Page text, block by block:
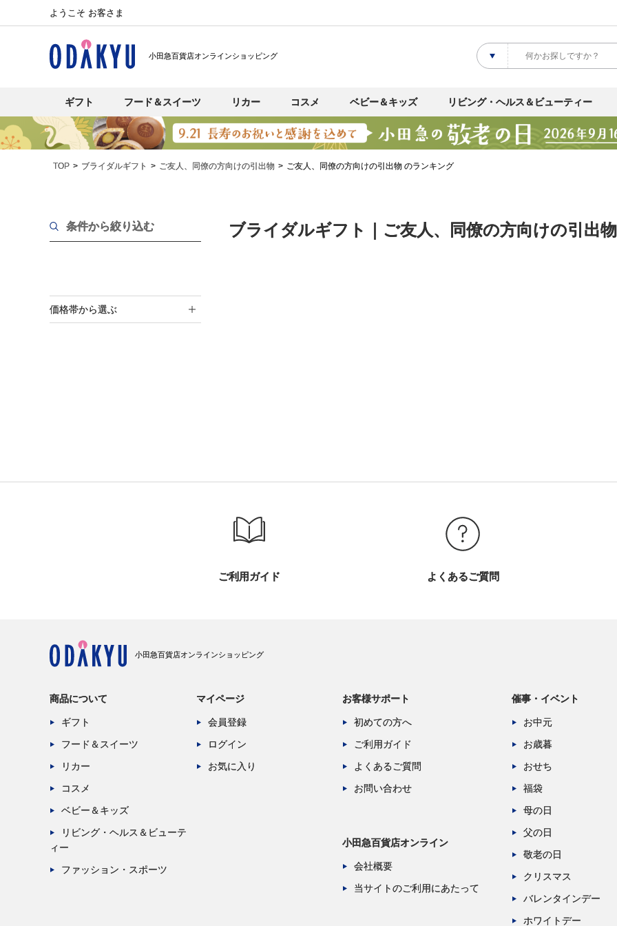
ようこそ お客さま
小田急百貨店オンラインショッピング
ギフト フード＆スイーツ リカー コスメ ベビー＆キッズ リビング・ヘルス＆ビューティー
TOP ブライダルギフト ご友人、同僚の方向けの引出物 ご友人、同僚の方向けの引出物 のランキング
条件から絞り込む
価格帯から選ぶ
ブライダルギフト｜ご友人、同僚の方向けの引出
ご利用ガイド よくあるご質問
小田急百貨店オンラインショッピング
商品について
ギフト
フード＆スイーツ
リカー
コスメ
ベビー＆キッズ
リビング・ヘルス＆ビューテ
ィー
ファッション・スポーツ
マイページ
会員登録
ログイン
お気に入り
お客様サポート
初めての方へ
ご利用ガイド
よくあるご質問
お問い合わせ
小田急百貨店オンライン
会社概要
当サイトのご利用にあたって
催事・イベント
お中元
お歳暮
おせち
福袋
母の日
父の日
敬老の日
クリスマス
バレンタインデー
ホワイトデー